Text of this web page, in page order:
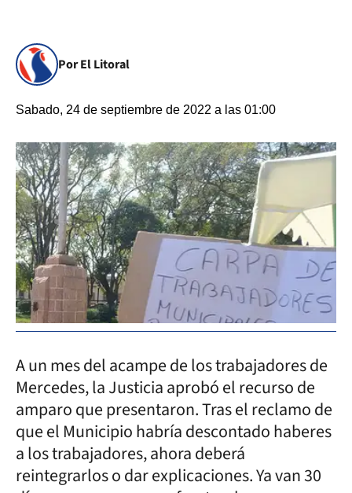
Por El Litoral
Sabado, 24 de septiembre de 2022 a las 01:00
A un mes del acampe de los trabajadores de
Mercedes, la Justicia aprobó el recurso de
amparo que presentaron. Tras el reclamo de
que el Municipio habría descontado haberes
a los trabajadores, ahora deberá
reintegrarlos o dar explicaciones. Ya van 30